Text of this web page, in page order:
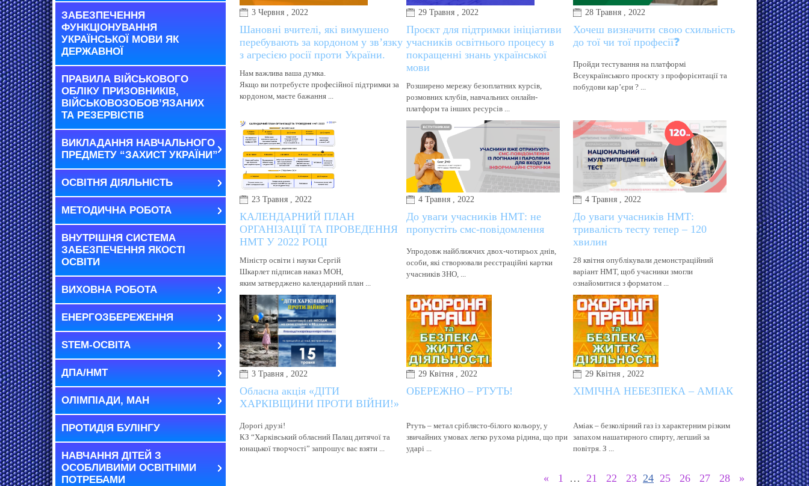
ЗАБЕЗПЕЧЕННЯ
ФУНКЦІОНУВАННЯ
УКРАЇНСЬКОЇ МОВИ ЯК
ДЕРЖАВНОЇ
ПРАВИЛА ВІЙСЬКОВОГО
ОБЛІКУ ПРИЗОВНИКІВ,
ВІЙСЬКОВОЗОБОВ’ЯЗАНИХ
ТА РЕЗЕРВІСТІВ
ВИКЛАДАННЯ НАВЧАЛЬНОГО
ПРЕДМЕТУ “ЗАХИСТ УКРАЇНИ”
ОСВІТНЯ ДІЯЛЬНІСТЬ
МЕТОДИЧНА РОБОТА
ВНУТРІШНЯ СИСТЕМА
ЗАБЕЗПЕЧЕННЯ ЯКОСТІ
ОСВІТИ
ВИХОВНА РОБОТА
ЕНЕРГОЗБЕРЕЖЕННЯ
STEM-ОСВІТА
ДПА/НМТ
ОЛІМПІАДИ, МАН
ПРОТИДІЯ БУЛІНГУ
НАВЧАННЯ ДІТЕЙ З
ОСОБЛИВИМИ ОСВІТНІМИ
ПОТРЕБАМИ
3 Червня , 2022
Шановні вчителі, які вимушено
перебувають за кордоном у зв’язку
з агресією росії проти України.
Нам важлива ваша думка.
Якщо ви потребуєте професійної підтримки за
кордоном, маєте бажання ...
29 Травня , 2022
Проєкт для підтримки ініціативи
учасників освітнього процесу в
покращенні знань української
мови
Розширено мережу безоплатних курсів,
розмовних клубів, навчальних онлайн-
платформ та інших ресурсів ...
28 Травня , 2022
Хочеш визначити свою схильність
до тої чи тої професії❓
Пройди тестування на платформі
Всеукраїнського проєкту з профорієнтації та
побудови кар’єри ? ...
23 Травня , 2022
КАЛЕНДАРНИЙ ПЛАН
ОРГАНІЗАЦІЇ ТА ПРОВЕДЕННЯ
НМТ У 2022 РОЦІ
Міністр освіти і науки Сергій
Шкарлет підписав наказ МОН,
яким затверджено календарний план ...
4 Травня , 2022
До уваги учасників НМТ: не
пропустіть смс-повідомлення
Упродовж найближчих двох-чотирьох днів,
особи, які створювали реєстраційні картки
учасників ЗНО, ...
4 Травня , 2022
До уваги учасників НМТ:
тривалість тесту тепер – 120
хвилин
28 квітня опублікували демонстраційний
варіант НМТ, щоб учасники змогли
ознайомитися з форматом ...
3 Травня , 2022
Обласна акція «ДІТИ
ХАРКІВЩИНИ ПРОТИ ВІЙНИ!»
Дорогі друзі!
КЗ “Харківський обласний Палац дитячої та
юнацької творчості” запрошує вас взяти ...
29 Квітня , 2022
ОБЕРЕЖНО – РТУТЬ!
Ртуть – метал сріблясто-білого кольору, у
звичайних умовах легко рухома рідина, що при
ударі ...
29 Квітня , 2022
ХІМІЧНА НЕБЕЗПЕКА – АМІАК
Аміак – безколірний газ із характерним різким
запахом нашатирного спирту, легший за
повітря. З ...
« 1 … 21 22 23 24 25 26 27 28 »